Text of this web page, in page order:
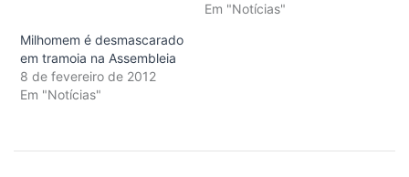
Em "Notícias"
Milhomem é desmascarado
em tramoia na Assembleia
8 de fevereiro de 2012
Em "Notícias"